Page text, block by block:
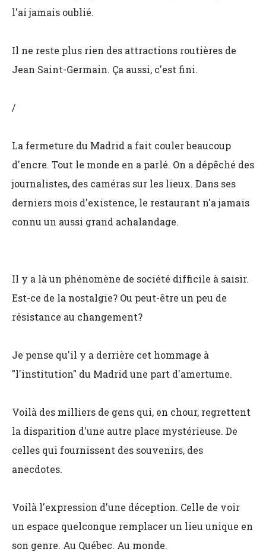
l'ai jamais oublié.
Il ne reste plus rien des attractions routières de
Jean Saint-Germain. Ça aussi, c'est fini.
/
La fermeture du Madrid a fait couler beaucoup
d'encre. Tout le monde en a parlé. On a dépêché des
journalistes, des caméras sur les lieux. Dans ses
derniers mois d'existence, le restaurant n'a jamais
connu un aussi grand achalandage.
Il y a là un phénomène de société difficile à saisir.
Est-ce de la nostalgie? Ou peut-être un peu de
résistance au changement?
Je pense qu'il y a derrière cet hommage à
"l'institution" du Madrid une part d'amertume.
Voilà des milliers de gens qui, en chour, regrettent
la disparition d'une autre place mystérieuse. De
celles qui fournissent des souvenirs, des
anecdotes.
Voilà l'expression d'une déception. Celle de voir
un espace quelconque remplacer un lieu unique en
son genre. Au Québec. Au monde.